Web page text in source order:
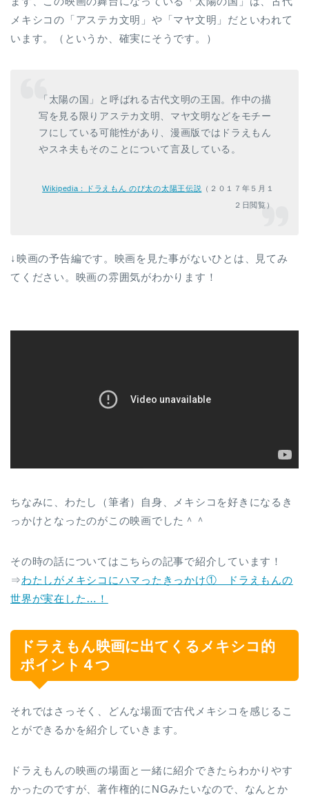
メキシコの「アステカ文明」や「マヤ文明」だといわれて
います。（というか、確実にそうです。）
「太陽の国」と呼ばれる古代文明の王国。作中の描
写を見る限りアステカ文明、マヤ文明などをモチー
フにしている可能性があり、漫画版ではドラえもん
やスネ夫もそのことについて言及している。
Wikipedia：ドラえもん のび太の太陽王伝説 （２０１７年５月１
２日閲覧）
↓映画の予告編です。映画を見た事がないひとは、見てみ
てください。映画の雰囲気がわかります！
ちなみに、わたし（筆者）自身、メキシコを好きになるき
っかけとなったのがこの映画でした＾＾
その時の話についてはこちらの記事で紹介しています！
⇒わたしがメキシコにハマったきっかけ① ドラえもんの
世界が実在した…！
ドラえもん映画に出てくるメキシコ的
ポイント４つ
それではさっそく、どんな場面で古代メキシコを感じるこ
とができるかを紹介していきます。
ドラえもんの映画の場面と一緒に紹介できたらわかりやす
かったのですが、著作権的にNGみたいなので、なんとか